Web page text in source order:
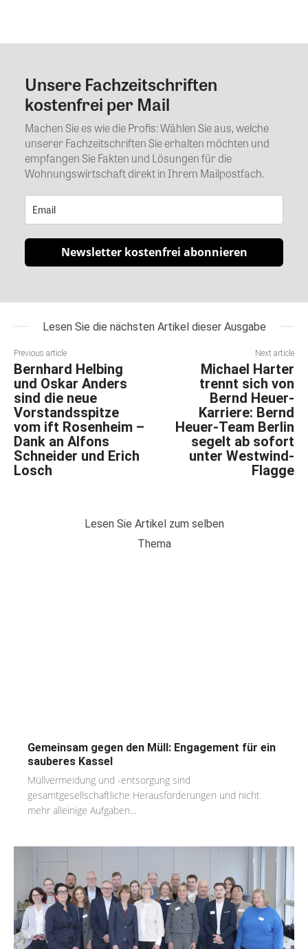
Kommentar
Unsere Fachzeitschriften
kostenfrei per Mail
Machen Sie es wie die Profis: Wählen Sie aus, welche
unserer Fachzeitschriften Sie erhalten möchten und
empfangen Sie Fakten und Lösungen für die
Wohnungswirtschaft direkt in Ihrem Mailpostfach.
Newsletter kostenfrei abonnieren
Lesen Sie die nächsten Artikel dieser Ausgabe
Previous article
Bernhard Helbing
und Oskar Anders
sind die neue
Vorstandsspitze
vom ift Rosenheim –
Dank an Alfons
Schneider und Erich
Losch
Next article
Michael Harter
trennt sich von
Bernd Heuer-
Karriere: Bernd
Heuer-Team Berlin
segelt ab sofort
unter Westwind-
Flagge
Lesen Sie Artikel zum selben
Thema
Gemeinsam gegen den Müll: Engagement für ein
sauberes Kassel
Müllvermeidung und -entsorgung sind
gesamtgesellschaftliche Herausforderungen und nicht
mehr alleinige Aufgaben...